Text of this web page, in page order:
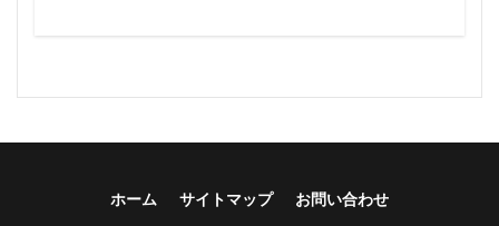
ホーム サイトマップ お問い合わせ